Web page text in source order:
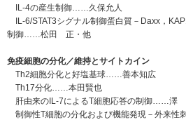
IL-4の産生制御……久保允人
IL-6/STAT3シグナル制御蛋白質－Daxx，
制御……松田 正・他
免疫細胞の分化／維持とサイトカイン
Th2細胞分化と好塩基球……善本知広
Th17分化……本田賢也
肝由来のIL-7によるT細胞応答の制御……澤
制御性T細胞の分化および機能発現－外来性